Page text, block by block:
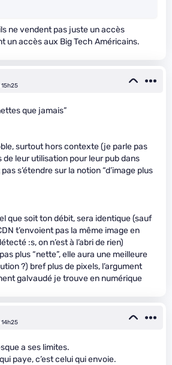
ne vendent pas juste un accès
un accès aux Big Tech Américains.
que jamais”
surtout hors contexte (je parle pas
de leur utilisation pour leur pub dans
s’étendre sur la notion “d’image plus
que soit ton débit, sera identique (sauf
t’envoient pas la même image en
:s, on n’est à l’abri de rien)
plus “nette”, elle aura une meilleure
?) bref plus de pixels, l’argument
galvaudé je trouve en numérique
a ses limites.
paye, c’est celui qui envoie.